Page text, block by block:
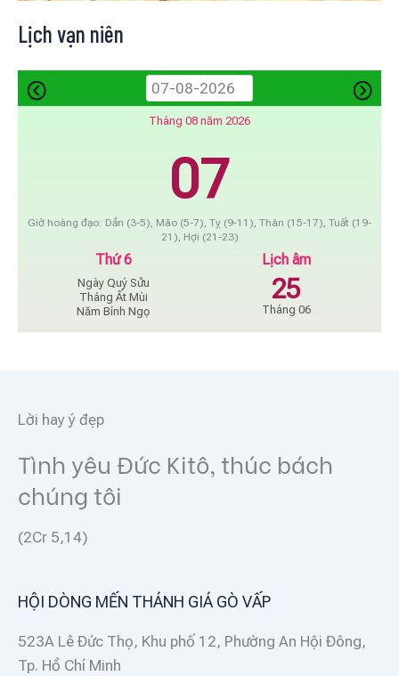
Lịch vạn niên
Tháng 08 năm 2026
07
Giờ hoàng đạo: Dần (3-5), Mão (5-7), Tỵ (9-11), Thân (15-17), Tuất (19-
21), Hợi (21-23)
Thứ 6
Ngày Quý Sửu
Tháng Ất Mùi
Năm Bính Ngọ
Lịch âm
25
Tháng 06
Lời hay ý đẹp
Tình yêu Đức Kitô, thúc bách
chúng tôi
(2Cr 5,14)
HỘI DÒNG MẾN THÁNH GIÁ GÒ VẤP
523A Lê Đức Thọ, Khu phố 12, Phường An Hội Đông,
Tp. Hồ Chí Minh